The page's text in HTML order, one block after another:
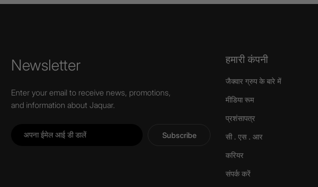
Newsletter
Enter your email to receive news, promotions,
and information about Jaquar.
Subscribe
हमारी कंपनी
जैक्वार ग्रुप के बारे में
मीडिया रूम
प्रशंसापत्र
सी . एस . आर
करियर
संपर्क करें